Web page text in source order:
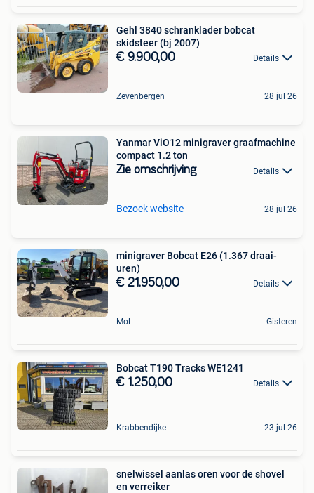
Gehl 3840 schranklader bobcat
skidsteer (bj 2007)
€ 9.900,00 Details
Zevenbergen 28 jul 26
Yanmar ViO12 minigraver graafmachine
compact 1.2 ton
Zie omschrijving Details
Bezoek website 28 jul 26
minigraver Bobcat E26 (1.367 draai-
uren)
€ 21.950,00 Details
Mol Gisteren
Bobcat T190 Tracks WE1241
€ 1.250,00 Details
Krabbendijke 23 jul 26
snelwissel aanlas oren voor de shovel
en verreiker